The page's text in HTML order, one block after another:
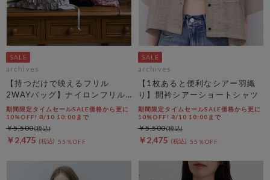
archives
【持つだけで映えるフリル
2WAYバッグ】ナイロンフリル
２ＷＡＹバッグ
期間限定タイムセールSALE価格から更に
10%OFF! 8/10 10:00まで
￥2,475 55％OFF
￥5,500
archives
【1枚あると便利なシアー羽織
り】開衿シアーショートシャツ
期間限定タイムセールSALE価格から更に
10%OFF! 8/10 10:00まで
￥2,475 55％OFF
￥5,500